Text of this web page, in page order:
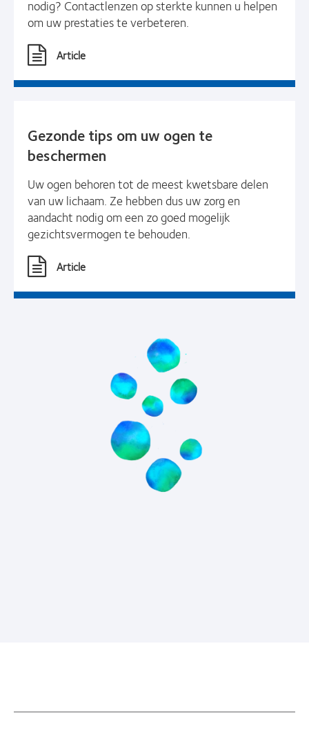
nodig? Contactlenzen op sterkte kunnen u helpen
om uw prestaties te verbeteren.
Article
Gezonde tips om uw ogen te
beschermen
Uw ogen behoren tot de meest kwetsbare delen
van uw lichaam. Ze hebben dus uw zorg en
aandacht nodig om een zo goed mogelijk
gezichtsvermogen te behouden.
Article